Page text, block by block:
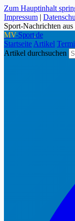
Zum Hauptinhalt
Impressum |
Sport-Nachrichten
MV-Sport.de
Startseite Artikel
Artikel durchsuchen